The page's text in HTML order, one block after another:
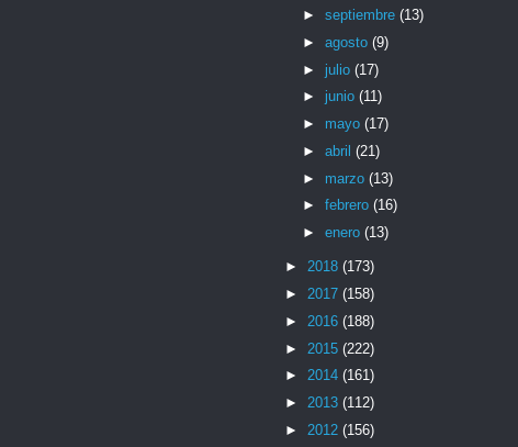
► septiembre (13)
► agosto (9)
► julio (17)
► junio (11)
► mayo (17)
► abril (21)
► marzo (13)
► febrero (16)
► enero (13)
► 2018 (173)
► 2017 (158)
► 2016 (188)
► 2015 (222)
► 2014 (161)
► 2013 (112)
► 2012 (156)